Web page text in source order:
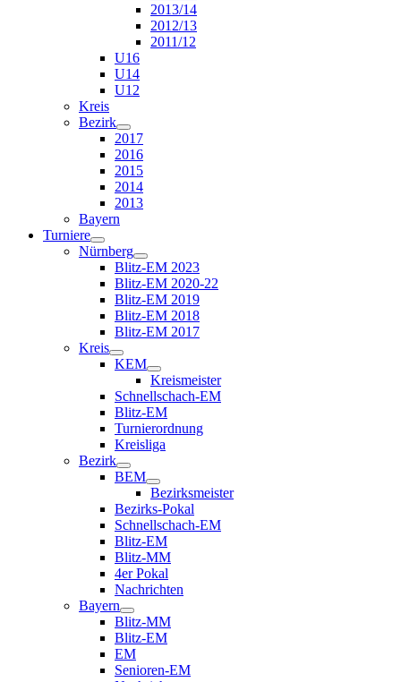
2013/14
2012/13
2011/12
U16
U14
U12
Kreis
Bezirk
2017
2016
2015
2014
2013
Bayern
Turniere
Nürnberg
Blitz-EM 2023
Blitz-EM 2020-22
Blitz-EM 2019
Blitz-EM 2018
Blitz-EM 2017
Kreis
KEM
Kreismeister
Schnellschach-EM
Blitz-EM
Turnierordnung
Kreisliga
Bezirk
BEM
Bezirksmeister
Bezirks-Pokal
Schnellschach-EM
Blitz-EM
Blitz-MM
4er Pokal
Nachrichten
Bayern
Blitz-MM
Blitz-EM
EM
Senioren-EM